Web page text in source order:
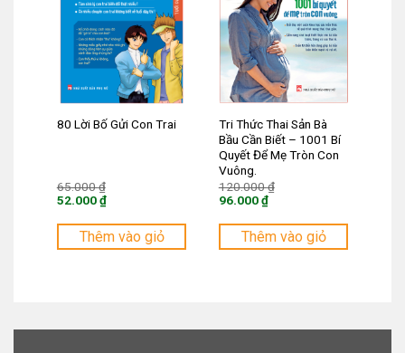
80 Lời Bố Gửi Con Trai
65.000₫
65.000 ₫.
52.000₫
hiện
là:
Thêm vào giỏ
Tri Thức Thai Sản Bà
Bầu Cần Biết – 1001 Bí
Quyết Để Mẹ Tròn Con
Vuông.
120.000₫
120.000 ₫.
96.000₫
hiện
là:
Thêm vào giỏ